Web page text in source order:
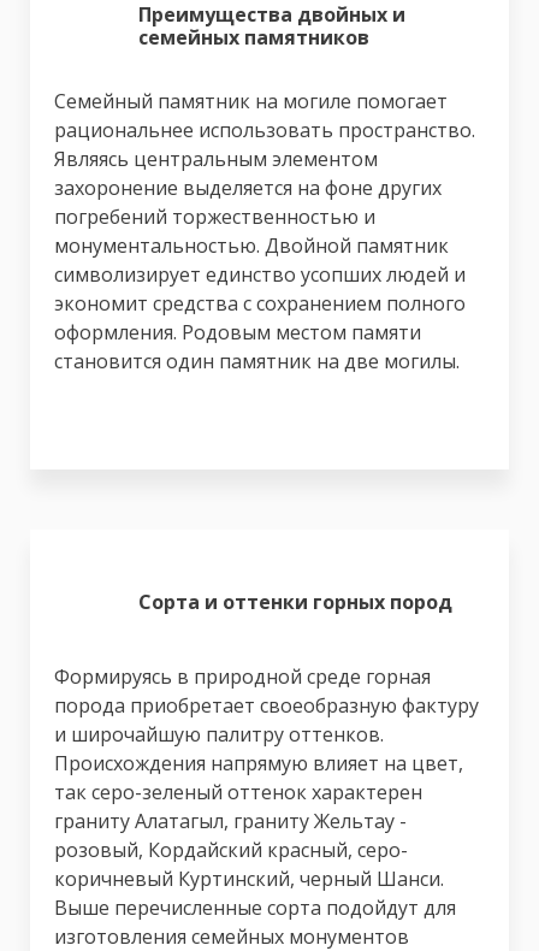
Преимущества двойных и
семейных памятников
Семейный памятник на могиле помогает
рациональнее использовать пространство.
Являясь центральным элементом
захоронение выделяется на фоне других
погребений торжественностью и
монументальностью. Двойной памятник
символизирует единство усопших людей и
экономит средства с сохранением полного
оформления. Родовым местом памяти
становится один памятник на две могилы.
Сорта и оттенки горных пород
Формируясь в природной среде горная
порода приобретает своеобразную фактуру
и широчайшую палитру оттенков.
Происхождения напрямую влияет на цвет,
так серо-зеленый оттенок характерен
граниту Алатагыл, граниту Жельтау -
розовый, Кордайский красный, серо-
коричневый Куртинский, черный Шанси.
Выше перечисленные сорта подойдут для
изготовления семейных монументов